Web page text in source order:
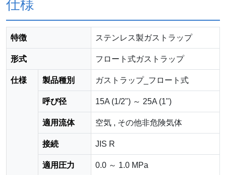
仕様
特徴 ステンレス製ガストラップ
形式 フロート式ガストラップ
仕様 製品種別 ガストラップ_フロート式
呼び径 15A (1/2") ～ 25A (1")
適用流体 空気 , その他非危険気体
接続 JIS R
適用圧力 0.0 ～ 1.0 MPa